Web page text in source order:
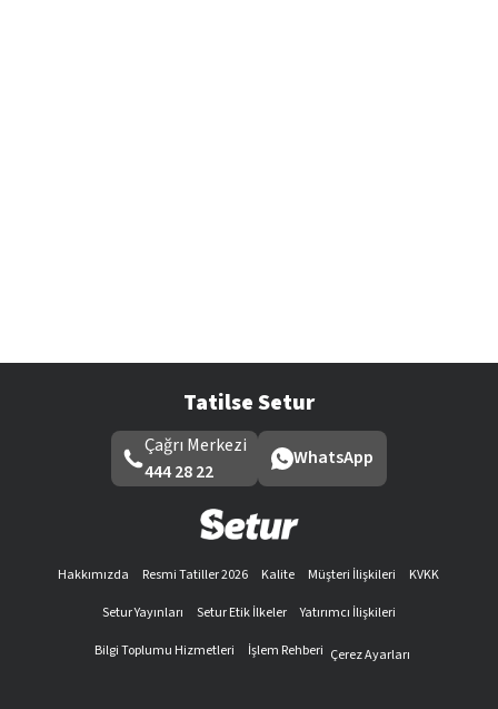
Tatilse Setur
Çağrı Merkezi
444 28 22
WhatsApp
Hakkımızda Resmi Tatiller 2026 Kalite Müşteri İlişkileri
KVKK
Setur Yayınları
Setur Etik İlkeler
Yatırımcı İlişkileri
Bilgi Toplumu Hizmetleri
İşlem Rehberi Çerez Ayarları